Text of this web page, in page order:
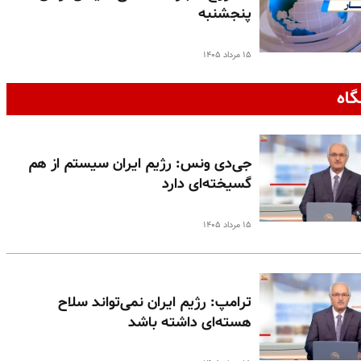
پنجشنبه
۱۵ مرداد ۱۴۰۵
جی‌دی ونس: رژیم ایران سیستم از هم
گسیخته‌ای دارد
۱۵ مرداد ۱۴۰۵
ترامپ: رژیم ایران نمی‌تواند سلاح
هسته‌ای داشته باشد